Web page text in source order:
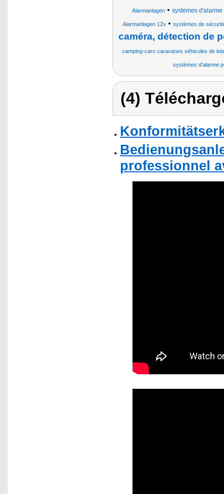
Alarmanlagen• systèmes
Alarmanlagen 12v • systèmes de
caméra, détection de
camping-cars caravanes véhicules de
systèmes d'alarme
(4)
professionnel